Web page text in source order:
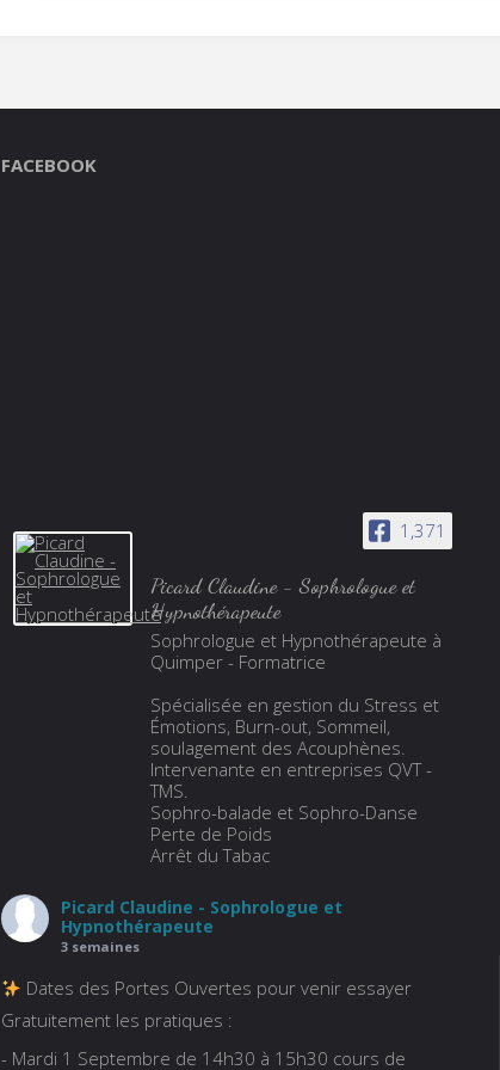
FACEBOOK
1,371
Picard Claudine - Sophrologue et
Hypnothérapeute
Sophrologue et Hypnothérapeute à
Quimper - Formatrice
Spécialisée en gestion du Stress et
Émotions, Burn-out, Sommeil,
soulagement des Acouphènes.
Intervenante en entreprises QVT -
TMS.
Sophro-balade et Sophro-Danse
Perte de Poids
Arrêt du Tabac
Picard Claudine - Sophrologue et
Hypnothérapeute
3 semaines
Dates des Portes Ouvertes pour venir essayer
Gratuitement les pratiques :
- Mardi 1 Septembre de 14h30 à 15h30 cours de